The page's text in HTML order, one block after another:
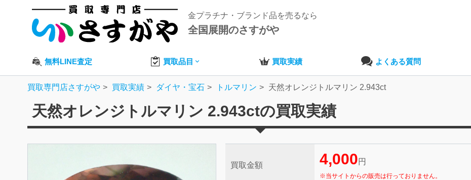
金プラチナ・ブランド品を売るなら
全国展開のさすがや
無料LINE査定 買取品目 買取実績 よくある質問
買取専門店さすがや 買取実績 ダイヤ・宝石 トルマリン 天然オレンジトルマリン 2.943ct
天然オレンジトルマリン 2.943ctの買取実績
買取金額 4,000 円
※当サイトからの販売は行っておりません。